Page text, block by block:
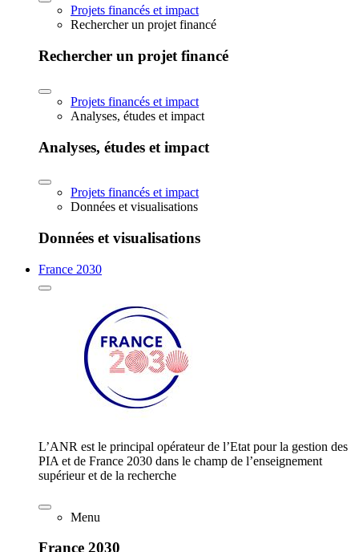
Projets financés et impact
Rechercher un projet financé
Rechercher un projet financé
Projets financés et impact
Analyses, études et impact
Analyses, études et impact
Projets financés et impact
Données et visualisations
Données et visualisations
France 2030
L’ANR est le principal opérateur de l’Etat pour la gestion des
PIA et de France 2030 dans le champ de l’enseignement
supérieur et de la recherche
Menu
France 2030